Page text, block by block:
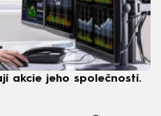
akcie jeho společností.